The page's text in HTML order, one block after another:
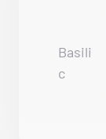
Basili
c